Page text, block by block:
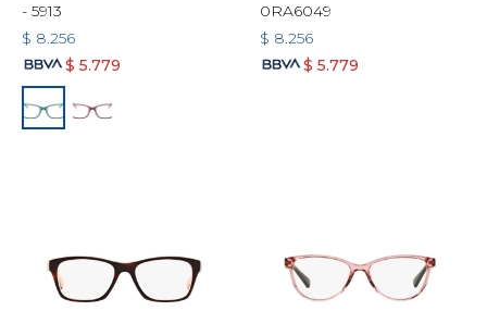
- 5913
$ 8.256
$ 5.779
0RA6049
$ 8.256
$ 5.779